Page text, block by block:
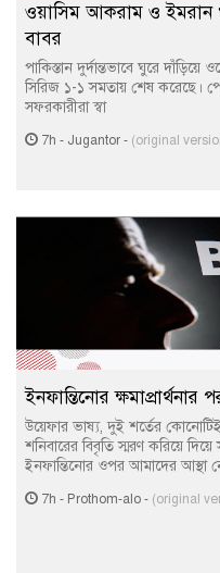
ওয়াসিম আকরাম ও ইমরান
বাবর
পাকিস্তান দুর্দান্তভাবে ঘুরে
সিরিজ ১-১ সমতায় শেষ করেছে।
সফরকারীরা স্বা
7h - Jugantor - (original
ইনফান্তিনোর
উয়েফার ভাষ্য, দুই শর্তের
শনিবারের বিবৃতি স্মরণ করিয়ে
ইনফান্তিনোর ওপর আমাদের আস্থা
7h - Prothom-alo - (original